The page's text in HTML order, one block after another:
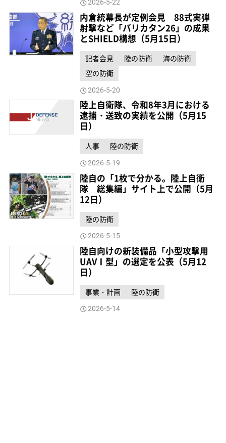
2026-5-22
内倉統幕長が定例会見 88式実弾
射撃など「バリカタン26」の成果
とSHIELD構想（5月15日）
記者会見 陸の防衛
海の防衛
空の防衛
2026-5-20
陸上自衛隊、令和8年3月における
逮捕・送致の実績を公開（5月15
日）
人事 陸の防衛
2026-5-19
陸自の「1枚で分かる。陸上自衛
隊 総集編」サイト上で公開（5月
12日）
陸の防衛
2026-5-15
陸自向けの新装備品「小型攻撃用
UAVⅠ型」の選定を公表（5月12
日）
事業・計画 陸の防衛
2026-5-14